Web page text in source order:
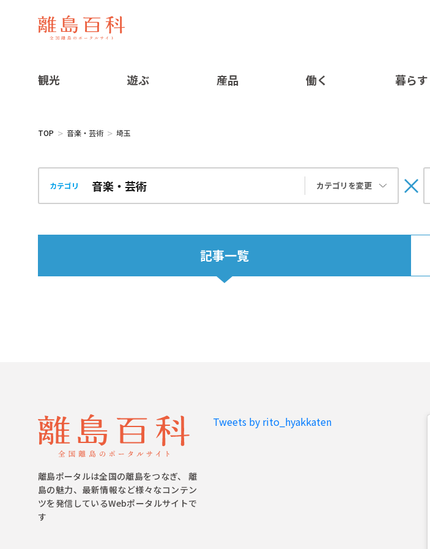
観光 遊ぶ 産品 働く 暮らす
TOP 音楽・芸術 埼玉
カテゴリ カテゴリを変更
記事一覧
離島ポータルは全国の離島をつなぎ、 離
島の魅力、最新情報など様々なコンテン
ツを発信しているWebポータルサイトで
す
Tweets by rito_hyakkaten